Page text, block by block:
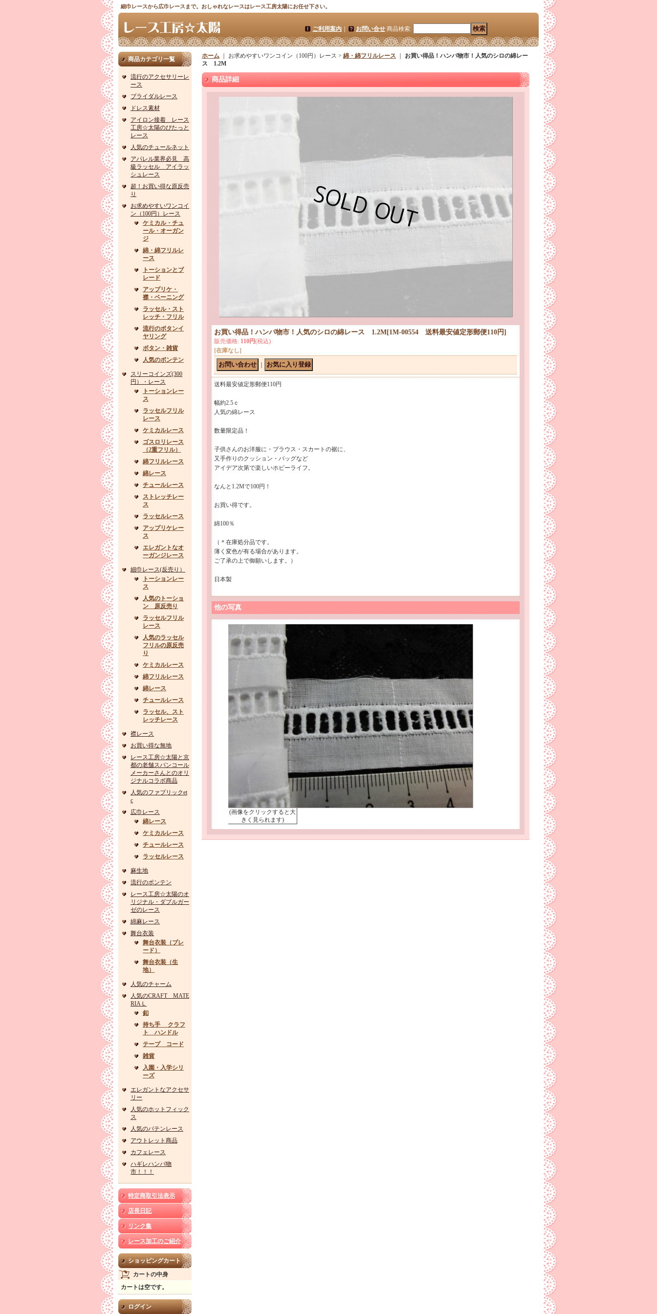
細巾レースから広巾レースまで。おしゃれなレースはレース工房太陽にお任せ下さい。
ご利用案内 お問い合せ 商品検索:
商品カテゴリ一覧
流行のアクセサリーレ
ース
ブライダルレース
ドレス素材
アイロン接着 レース
工房☆太陽のぴたっと
レース
人気のチュールネット
アパレル業界必見 高
級ラッセル アイラッ
シュレース
超！お買い得な原反売
り
お求めやすいワンコイ
ン（100円）レース
ケミカル・チュ
ール・オーガン
ジ
綿・綿フリルレ
ース
トーションとブ
レード
アップリケ・
襟・ベーニング
ラッセル・スト
レッチ・フリル
流行のボタンイ
ヤリング
ボタン・雑貨
人気のボンテン
スリーコインズ(300
円）・レース
トーションレー
ス
ラッセルフリル
レース
ケミカルレース
ゴスロリレース
（2重フリル）
綿フリルレース
綿レース
チュールレース
ストレッチレー
ス
ラッセルレース
アップリケレー
ス
エレガントなオ
ーガンジレース
細巾レース(反売り）
トーションレー
ス
人気のトーショ
ン 原反売り
ラッセルフリル
レース
人気のラッセル
フリルの原反売
り
ケミカルレース
綿フリルレース
綿レース
チュールレース
ラッセル、スト
レッチレース
襟レース
お買い得な無地
レース工房☆太陽と京
都の老舗スパンコール
メーカーさんとのオリ
ジナルコラボ商品
人気のファブリックet
c
広巾レース
綿レース
ケミカルレース
チュールレース
ラッセルレース
麻生地
流行のボンテン
レース工房☆太陽のオ
リジナル・ダブルガー
ゼのレース
綿麻レース
舞台衣装
舞台衣装（ブレ
ード）
舞台衣装（生
地）
人気のチャーム
人気のCRAFT MATE
RIAＬ
釦
持ち手 クラフ
ト ハンドル
テープ コード
雑貨
入園・入学シリ
ーズ
エレガントなアクセサ
リー
人気のホットフィック
ス
人気のバテンレース
アウトレット商品
カフェレース
ハギレハンパ物
市！！！
特定商取引法表示
店長日記
リンク集
レース加工のご紹介
ショッピングカート
カートの中身
カートは空です。
ログイン
ホーム ｜ お求めやすいワンコイン（100円）レース > 綿・綿フリルレース
お買い得品！ハンパ物市！人気のシロの綿レー
ス 1.2M
商品詳細
お買い得品！ハンパ物市！人気のシロの綿レース 1.2M[1M-00554 送料最安値定形郵便110円]
販売価格: 110円(税込)
[在庫なし]
送料最安値定形郵便110円
幅約2.5ｃ
人気の綿レース
数量限定品！
子供さんのお洋服に・ブラウス・スカートの裾に、
又手作りのクッション・バッグなど
アイデア次第で楽しいホビーライフ。
なんと1.2Mで100円！
お買い得です。
綿100％
（＊在庫処分品です。
薄く変色が有る場合があります。
ご了承の上で御願いします。）
日本製
他の写真
(画像をクリックすると大
きく見られます)